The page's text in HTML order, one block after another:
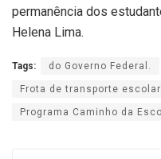
permanência dos
Helena Lima.
Tags: do Governo Federal.
Frota de transporte
Programa Caminho da